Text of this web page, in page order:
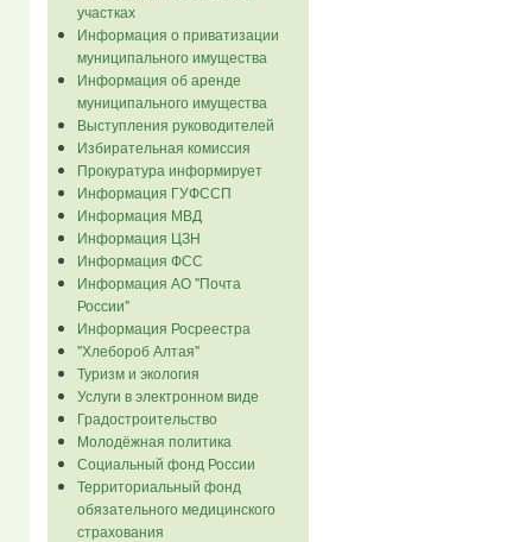
участках
Информация о приватизации
муниципального имущества
Информация об аренде
муниципального имущества
Выступления руководителей
Избирательная комиссия
Прокуратура информирует
Информация ГУФССП
Информация МВД
Информация ЦЗН
Информация ФСС
Информация АО "Почта
России"
Информация Росреестра
"Хлебороб Алтая"
Туризм и экология
Услуги в электронном виде
Градостроительство
Молодёжная политика
Социальный фонд России
Территориальный фонд
обязательного медицинского
страхования